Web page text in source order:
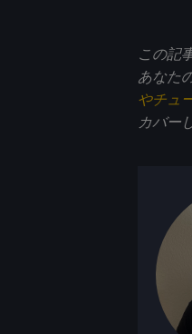
この記
あなた
やチュ
カバー